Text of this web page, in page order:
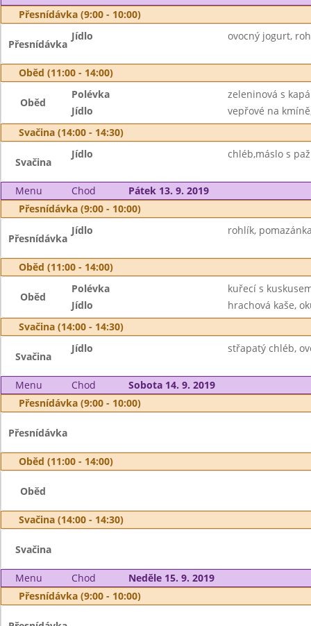
Přesnídávka (9:00 - 10:00)
Přesnídávka
Jídlo ovocný jogurt,
Oběd (11:00 - 14:00)
Oběd
Polévka
zeleninová s
Jídlo
vepřové na
Svačina (14:00 - 14:30)
Svačina
Jídlo chléb,máslo s
Menu Chod
Pátek 13. 9. 2019
Přesnídávka (9:00 - 10:00)
Přesnídávka
Jídlo rohlík,
Oběd (11:00 - 14:00)
Oběd
Polévka
kuřecí s
Jídlo
hrachová kaše,
Svačina (14:00 - 14:30)
Svačina
Jídlo střapatý chléb,
Menu Chod
Sobota 14. 9. 2019
Přesnídávka (9:00 - 10:00)
Přesnídávka
Oběd (11:00 - 14:00)
Oběd
Svačina (14:00 - 14:30)
Svačina
Menu Chod
Neděle 15. 9. 2019
Přesnídávka (9:00 - 10:00)